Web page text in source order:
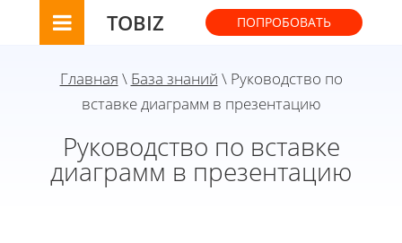
TOBIZ ПОПРОБОВАТЬ
Главная \ База знаний \ Руководство по
вставке диаграмм в презентацию
Руководство по вставке
диаграмм в презентацию